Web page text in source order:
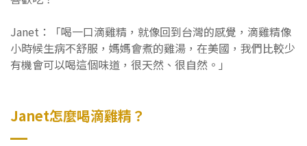
Janet：「喝一口滴雞精，就像回到台灣的感覺，滴雞精像
小時候生病不舒服，媽媽會煮的雞湯，在美國，我們比較少
有機會可以喝這個味道，很天然、很自然。」
Janet怎麼喝滴雞精？